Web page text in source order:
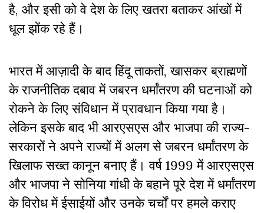
है, और इसी को वे देश के लिए खतरा बताकर आंखों में
धूल झोंक रहे हैं।
भारत में आज़ादी के बाद हिंदू ताकतों, खासकर ब्राह्मणों
के राजनीतिक दबाव में जबरन धर्मांतरण की घटनाओं को
रोकने के लिए संविधान में प्रावधान किया गया है।
लेकिन इसके बाद भी आरएसएस और भाजपा की राज्य-
सरकारों ने अपने राज्यों में अलग से जबरन धर्मांतरण के
खिलाफ सख्त कानून बनाए हैं। वर्ष 1999 में आरएसएस
और भाजपा ने सोनिया गांधी के बहाने पूरे देश में धर्मांतरण
के विरोध में ईसाईयों और उनके चर्चों पर हमले कराए